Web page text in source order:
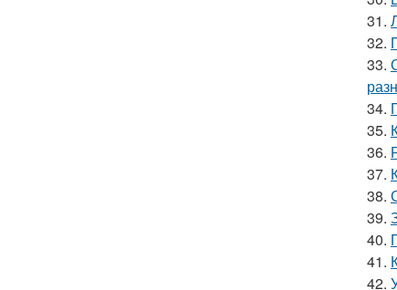
31.
32.
33.
34.
35.
36.
37.
38.
39.
40.
41.
42.